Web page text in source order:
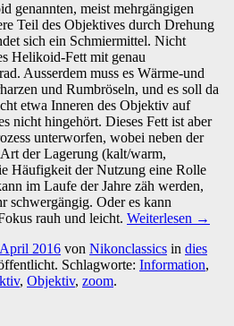
genannten, meist mehrgängigen
Teil des Objektives durch Drehung
sich ein Schmiermittel. Nicht
Helikoid-Fett mit genau
Ausserdem muss es Wärme-und
und Rumbröseln, und es soll da
etwa Inneren des Objektiv auf
nicht hingehört. Dieses Fett ist aber
unterworfen, wobei neben der
der Lagerung (kalt/warm,
Häufigkeit der Nutzung eine Rolle
im Laufe der Jahre zäh werden,
schwergängig. Oder es kann
rauh und leicht. Weiterlesen →
2016 von Nikonclassics in dies
Schlagworte: Information,
, Objektiv, zoom.